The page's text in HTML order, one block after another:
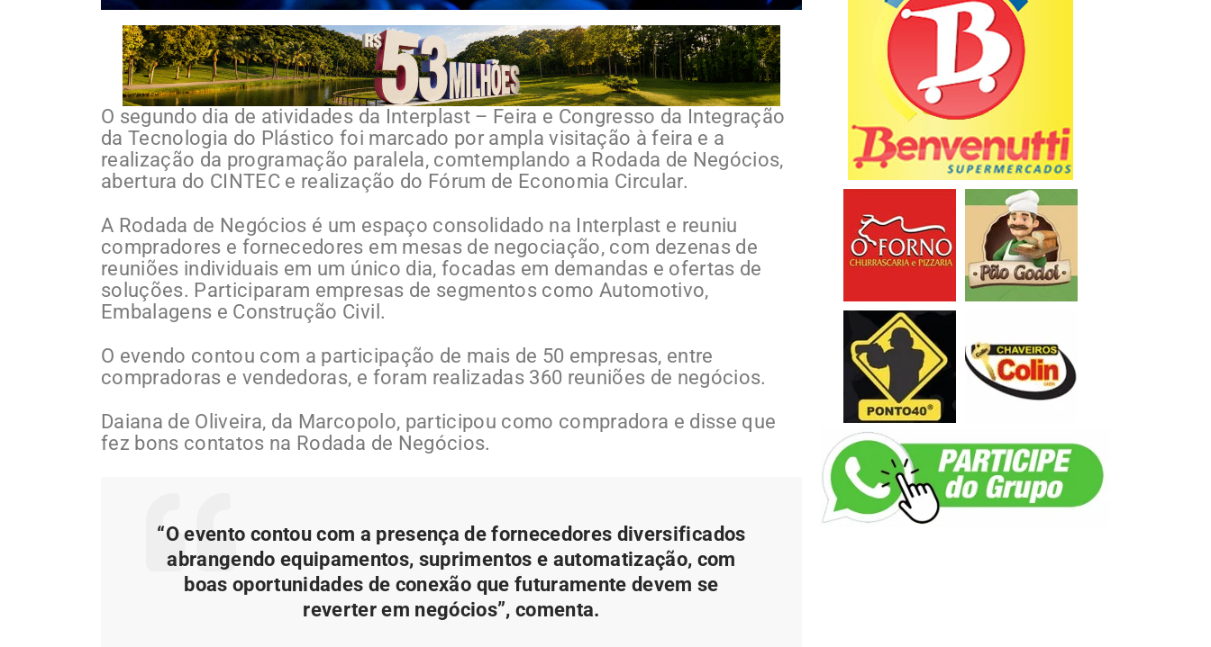
O segundo dia de atividades da Interplast – Feira e Congresso da Integração
da Tecnologia do Plástico foi marcado por ampla visitação à feira e a
realização da programação paralela, comtemplando a Rodada de Negócios,
abertura do CINTEC e realização do Fórum de Economia Circular.
A Rodada de Negócios é um espaço consolidado na Interplast e reuniu
compradores e fornecedores em mesas de negociação, com dezenas de
reuniões individuais em um único dia, focadas em demandas e ofertas de
soluções. Participaram empresas de segmentos como Automotivo,
Embalagens e Construção Civil.
O evendo contou com a participação de mais de 50 empresas, entre
compradoras e vendedoras, e foram realizadas 360 reuniões de negócios.
Daiana de Oliveira, da Marcopolo, participou como compradora e disse que
fez bons contatos na Rodada de Negócios.
“O evento contou com a presença de fornecedores diversificados
abrangendo equipamentos, suprimentos e automatização, com
boas oportunidades de conexão que futuramente devem se
reverter em negócios”, comenta.